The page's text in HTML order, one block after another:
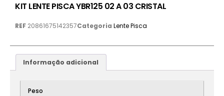
KIT LENTE PISCA YBR125 02 A 03 CRISTAL
REF 20861675142357Categoria Lente Pisca
Informação adicional
Peso